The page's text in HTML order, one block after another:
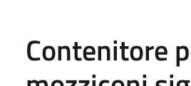
Contenitore